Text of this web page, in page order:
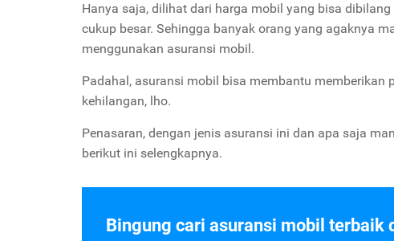
Hanya saja, dilihat dari harga mobil yang bisa
cukup besar. Sehingga banyak orang yang agaknya
menggunakan asuransi mobil.
Padahal, asuransi mobil bisa membantu
kehilangan, lho.
Penasaran, dengan jenis asuransi ini dan apa saja
berikut ini selengkapnya.
Bingung cari asuransi mobil terbaik